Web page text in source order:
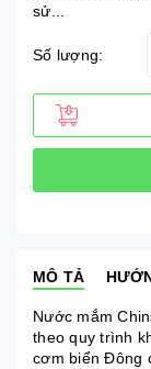
sử...
Số lượng:
MÔ TẢ
Nước mắm
theo quy trình
cơm biển Đông